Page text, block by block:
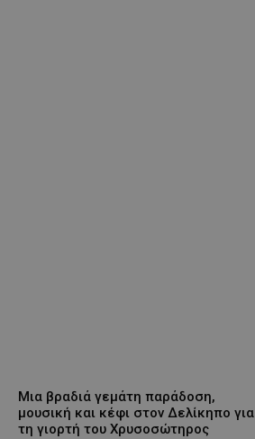
Μια βραδιά γεμάτη παράδοση,
μουσική και κέφι στον Δελίκηπο για
τη γιορτή του Χρυσοσώτηρος